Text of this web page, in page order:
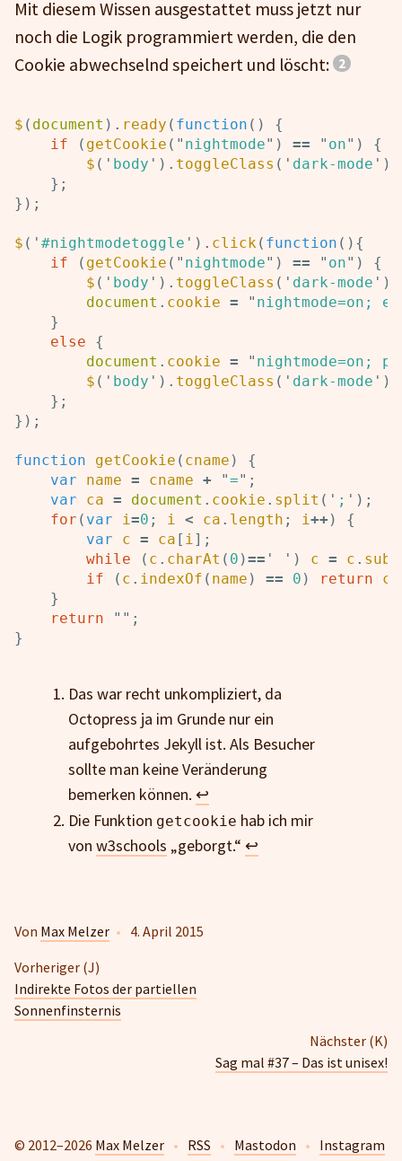
Mit diesem Wissen ausgestattet muss jetzt nur
noch die Logik programmiert werden, die den
Cookie abwechselnd speichert und löscht:
$ ( document ). ready ( function ()
{
if
( getCookie ( " nightmode" ) == " on" )
{
$ ( ' body ' ). toggleClass ( ' dark-mode ' );
};
});
$ ( ' #nightmodetoggle ' ). click( function (){
if
( getCookie ( " nightmode" ) == " on" )
{
$ ( ' body ' ). toggleClass ( ' dark-mode ' );
document . cookie = " nightmode=on;
}
else
{
document . cookie = " nightmode=on;
$ ( ' body ' ). toggleClass ( ' dark-mode ' );
};
});
function getCookie ( cname )
{
var
name = cname + "=" ;
var
ca = document . cookie . split ( ' ; ' );
for ( var i=0 ; i < ca . length ; i++ )
{
var
c = ca [ i];
while
( c . charAt ( 0 )== ' ' ) c = c .
if
( c . indexOf ( name ) == 0 ) return c
}
return
"" ;
}
Das war recht unkompliziert, da
Octopress ja im Grunde nur ein
aufgebohrtes Jekyll ist. Als Besucher
sollte man keine Veränderung
bemerken können. ↩
Die Funktion getcookie hab ich mir
von w3schools „geborgt.“ ↩
Von Max Melzer • 4. April 2015
Vorheriger (J)
Indirekte Fotos der partiellen
Sonnenfinsternis
Nächster (K)
Sag mal #37 – Das ist unisex!
© 2012–2026 Max Melzer • RSS • Mastodon • Instagram